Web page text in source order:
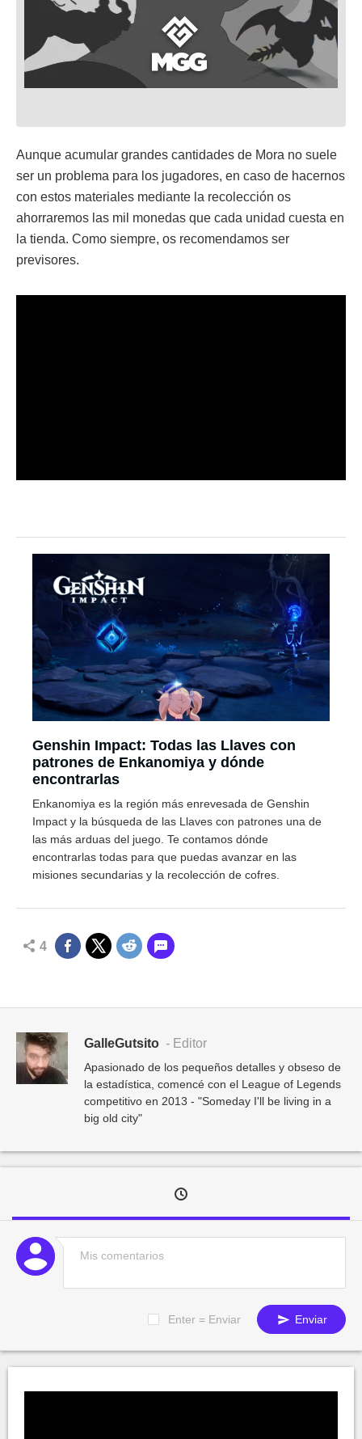
Aunque acumular grandes cantidades de Mora no suele
ser un problema para los jugadores, en caso de hacernos
con estos materiales mediante la recolección os
ahorraremos las mil monedas que cada unidad cuesta en
la tienda. Como siempre, os recomendamos ser
previsores.
Genshin Impact: Todas las Llaves con
patrones de Enkanomiya y dónde
encontrarlas
Enkanomiya es la región más enrevesada de Genshin
Impact y la búsqueda de las Llaves con patrones una de
las más arduas del juego. Te contamos dónde
encontrarlas todas para que puedas avanzar en las
misiones secundarias y la recolección de cofres.
4
GalleGutsito - Editor
Apasionado de los pequeños detalles y obseso de
la estadística, comencé con el League of Legends
competitivo en 2013 - "Someday I'll be living in a
big old city"
Enter = Enviar Enviar